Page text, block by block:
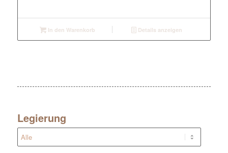
In den Warenkorb Details anzeigen
Legierung